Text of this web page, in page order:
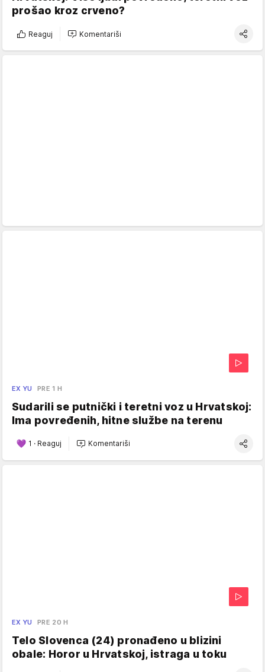
prošao kroz crveno?
Reaguj Komentariši
EX YU PRE 1 H
Sudarili se putnički i teretni voz u Hrvatskoj:
Ima povređenih, hitne službe na terenu
1 · Reaguj Komentariši
EX YU PRE 20 H
Telo Slovenca (24) pronađeno u blizini
obale: Horor u Hrvatskoj, istraga u toku